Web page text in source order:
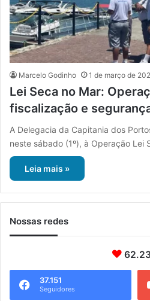
Marcelo Godinho 1 de março de
Lei Seca no Mar:
fiscalização e
A Delegacia da Capitania dos
neste sábado (1º), à Operação Lei
Leia mais »
Nossas redes
37.151
Seguidores